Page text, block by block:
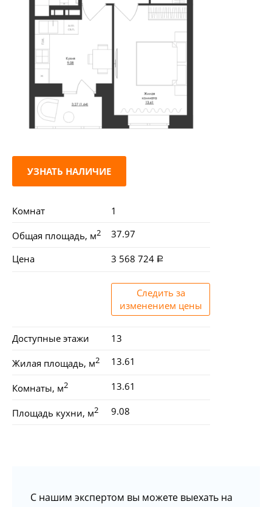
УЗНАТЬ НАЛИЧИЕ
Комнат 1
Общая площадь, м2 37.97
Цена 3 568 724
Следить за
изменением цены
Доступные этажи 13
Жилая площадь, м2 13.61
Комнаты, м2 13.61
Площадь кухни, м2 9.08
С нашим экспертом вы можете выехать на